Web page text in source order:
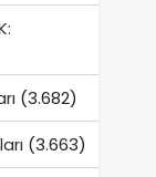
(3.682)
(3.663)